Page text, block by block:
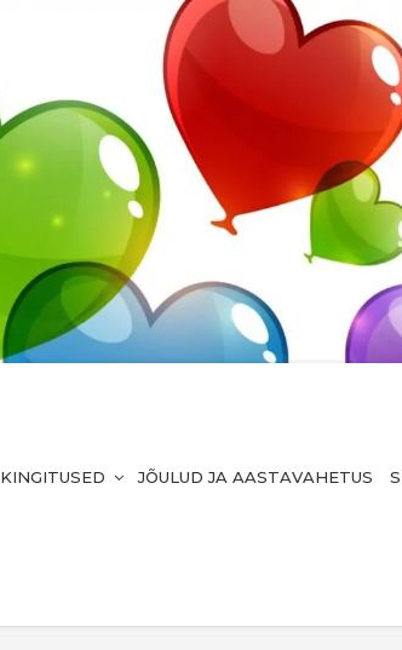
KINGITUSED JÕULUD JA AASTAVAHETUS